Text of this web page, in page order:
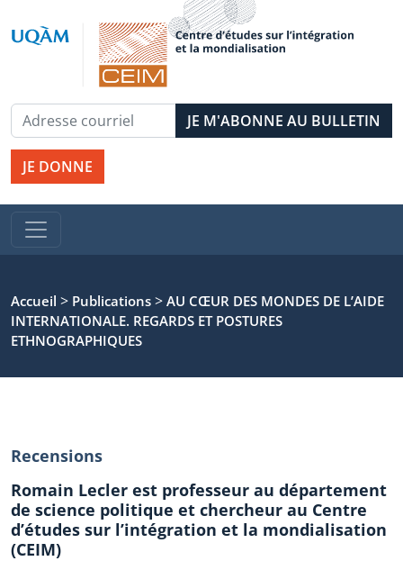
JE DONNE
Accueil > Publications > AU CŒUR DES MONDES DE L’AIDE
INTERNATIONALE. REGARDS ET POSTURES
ETHNOGRAPHIQUES
Recensions
Romain Lecler est professeur au département
de science politique et chercheur au Centre
d’études sur l’intégration et la mondialisation
(CEIM)